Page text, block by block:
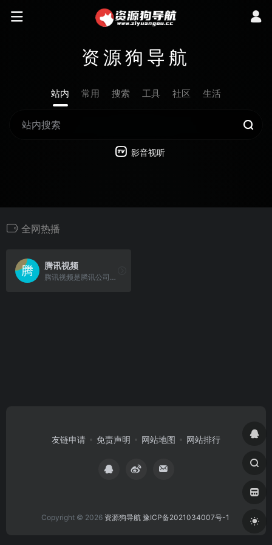
资源狗导航
站内 常用 搜索 工具 社区 生活
影音视听
全网热播
腾讯视频
腾讯视频是腾讯公司推出的一款在线视频播放平台，依托强大的内容资源和技术优势，为用户提供涵盖影视、综艺、体育、纪录片、新闻等多个领域的视频服务。
友链申请 免责声明 网站地图 网站排行
Copyright © 2026 资源狗导航 豫ICP备2021034007号-1